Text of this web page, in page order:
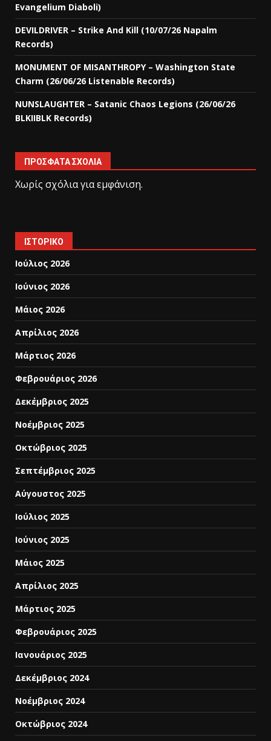
Evangelium Diaboli)
DEVILDRIVER – Strike And Kill (10/07/26 Napalm
Records)
MONUMENT OF MISANTHROPY – Washington State
Charm (26/06/26 Listenable Records)
NUNSLAUGHTER – Satanic Chaos Legions (26/06/26
BLKIIBLK Records)
ΠΡΌΣΦΑΤΑ ΣΧΌΛΙΑ
Χωρίς σχόλια για εμφάνιση.
ΙΣΤΟΡΙΚΌ
Ιούλιος 2026
Ιούνιος 2026
Μάιος 2026
Απρίλιος 2026
Μάρτιος 2026
Φεβρουάριος 2026
Δεκέμβριος 2025
Νοέμβριος 2025
Οκτώβριος 2025
Σεπτέμβριος 2025
Αύγουστος 2025
Ιούλιος 2025
Ιούνιος 2025
Μάιος 2025
Απρίλιος 2025
Μάρτιος 2025
Φεβρουάριος 2025
Ιανουάριος 2025
Δεκέμβριος 2024
Νοέμβριος 2024
Οκτώβριος 2024